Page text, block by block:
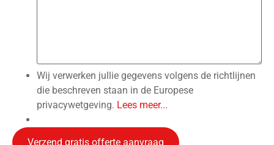
Wij verwerken jullie gegevens volgens de richtlijnen
die beschreven staan in de Europese
privacywetgeving. Lees meer...